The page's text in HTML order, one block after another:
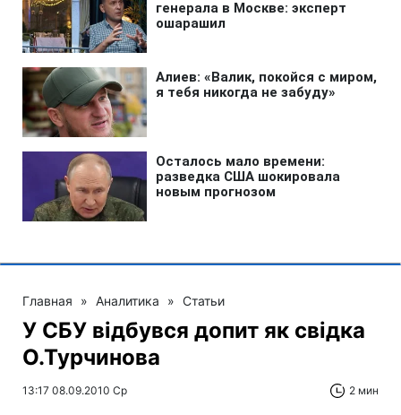
Главная » Аналитика » Статьи
У СБУ відбувся допит як свідка
О.Турчинова
13:17 08.09.2010 Ср 2 мин